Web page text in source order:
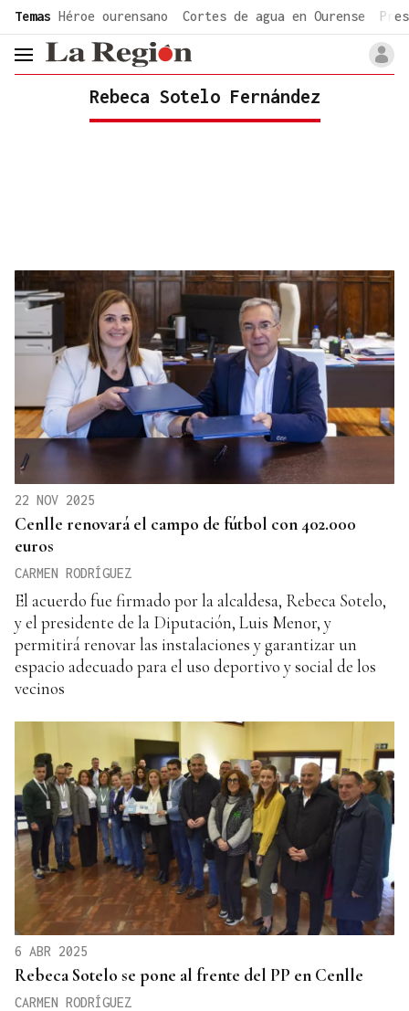
common.go-to-content
Temas Héroe ourensano Cortes de agua en Ourense
header.menu.open
Rebeca Sotelo Fernández
22 NOV 2025
Cenlle renovará el campo de fútbol con 402.000
euros
CARMEN RODRÍGUEZ
El acuerdo fue firmado por la alcaldesa, Rebeca Sotelo,
y el presidente de la Diputación, Luis Menor, y
permitirá renovar las instalaciones y garantizar un
espacio adecuado para el uso deportivo y social de los
vecinos
6 ABR 2025
Rebeca Sotelo se pone al frente del PP en Cenlle
CARMEN RODRÍGUEZ